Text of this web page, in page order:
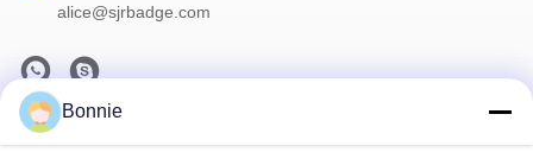
alice@sjrbadge.com
Notre Newsletter
Bonnie